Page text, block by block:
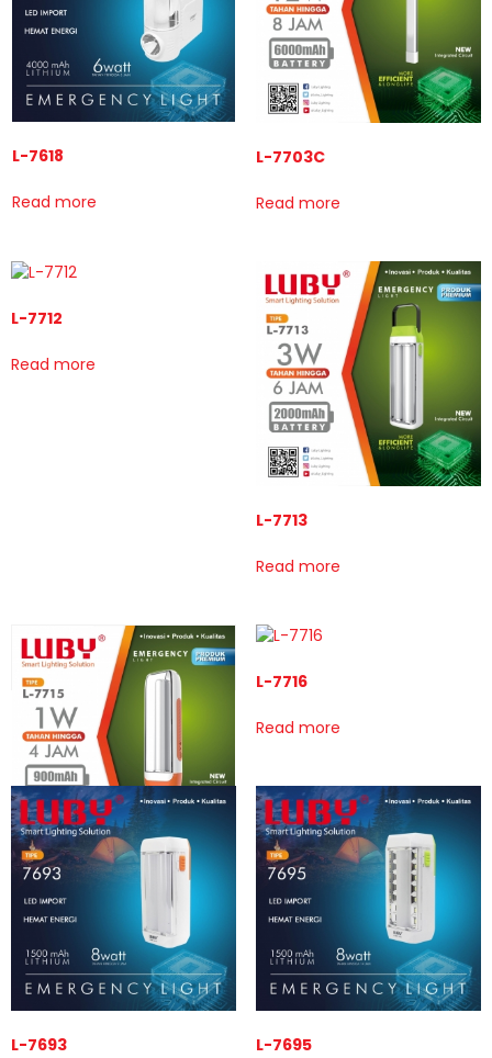
L-7618
Read more
L-7703C
Read more
L-7712
Read more
L-7713
Read more
L-7715
Read more
L-7716
Read more
L-7693 L-7695